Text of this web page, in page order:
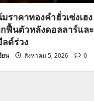
ราคาทองคำฮั่วเซ่งเฮง
ฟื้นตัวหลังดอลลาร์และ
ด์ร่วง
ยน สิงหาคม 5, 2026 0